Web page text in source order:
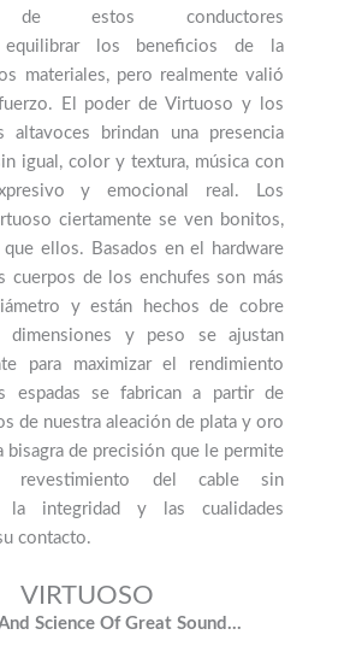
de estos conductores
equilibrar los beneficios de la
materiales, pero realmente valió
El poder de Virtuoso y los
altavoces brindan una presencia
igual, color y textura, música con
y emocional real. Los
ciertamente se ven bonitos,
que ellos. Basados ​​en el hardware
cuerpos de los enchufes son más
y están hechos de cobre
dimensiones y peso se ajustan
para maximizar el rendimiento
espadas se fabrican a partir de
de nuestra aleación de plata y oro
bisagra de precisión que le permite
revestimiento del cable sin
la integridad y las cualidades
contacto.
VIRTUOSO
Science Of Great Sound…